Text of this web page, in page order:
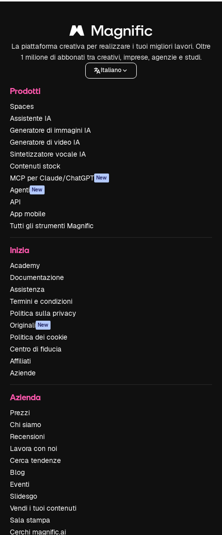
La piattaforma creativa per realizzare i tuoi migliori lavori. Oltre
1 milione di abbonati tra creativi, imprese, agenzie e studi.
Italiano
Prodotti
Spaces
Assistente IA
Generatore di immagini IA
Generatore di video IA
Sintetizzatore vocale IA
Contenuti stock
MCP per Claude/ChatGPT New
Agenti New
API
App mobile
Tutti gli strumenti Magnific
Inizia
Academy
Documentazione
Assistenza
Termini e condizioni
Politica sulla privacy
Originali New
Politica dei cookie
Centro di fiducia
Affiliati
Aziende
Azienda
Prezzi
Chi siamo
Recensioni
Lavora con noi
Cerca tendenze
Blog
Eventi
Slidesgo
Vendi i tuoi contenuti
Sala stampa
Cerchi magnific.ai